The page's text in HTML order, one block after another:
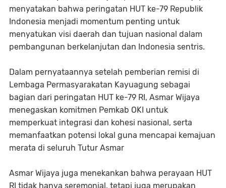
menyatakan bahwa peringatan HUT ke-79 Republik
Indonesia menjadi momentum penting untuk
menyatukan visi daerah dan tujuan nasional dalam
pembangunan berkelanjutan dan Indonesia sentris.
Dalam pernyataannya setelah pemberian remisi di
Lembaga Permasyarakatan Kayuagung sebagai
bagian dari peringatan HUT ke-79 RI, Asmar Wijaya
menegaskan komitmen Pemkab OKI untuk
memperkuat integrasi dan kohesi nasional, serta
memanfaatkan potensi lokal guna mencapai kemajuan
merata di seluruh Tutur Asmar
Asmar Wijaya juga menekankan bahwa perayaan HUT
RI tidak hanya seremonial, tetapi juga merupakan